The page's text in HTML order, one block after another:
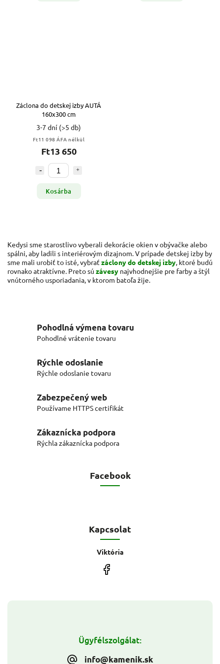
Záclona do detskej izby AUTÁ
160x300 cm
3-7 dní (>5 db)
Ft11 098 ÁFA nélkül
Ft13 650
Kosárba
Kedysi sme starostlivo vyberali dekorácie okien v obývačke alebo
spálni, aby ladili s interiérovým dizajnom. V prípade detskej izby by
sme mali urobiť to isté, vybrať záclony do detskej izby, ktoré budú
rovnako atraktívne. Preto sú závesy najvhodnejšie pre farby a štýl
vnútorného usporiadania, v ktorom batoľa žije.
Pohodlná výmena tovaru
Pohodlné vrátenie tovaru
Rýchle odoslanie
Rýchle odoslanie tovaru
Zabezpečený web
Používame HTTPS certifikát
Zákaznícka podpora
Rýchla zákaznícka podpora
Ügyfélszolgálat:
info@kamenik.sk
Facebook
Kapcsolat
Viktória